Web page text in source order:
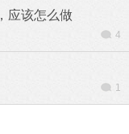
应该怎么做
4
1